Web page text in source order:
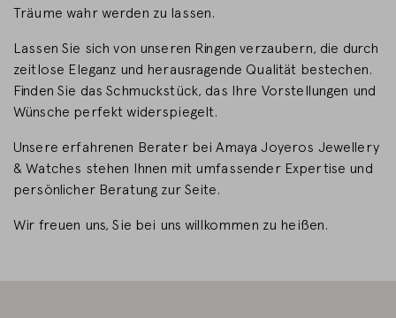
Träume wahr werden zu lassen.
Lassen Sie sich von unseren Ringen verzaubern, die durch
zeitlose Eleganz und herausragende Qualität bestechen.
Finden Sie das Schmuckstück, das Ihre Vorstellungen und
Wünsche perfekt widerspiegelt.
Unsere erfahrenen Berater bei Amaya Joyeros Jewellery
& Watches stehen Ihnen mit umfassender Expertise und
persönlicher Beratung zur Seite.
Wir freuen uns, Sie bei uns willkommen zu heißen.